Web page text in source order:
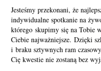
Jesteśmy przekonani, że
indywidualne spotkanie na
którego skupimy się na Tobie
Ciebie najważniejsze. Dzięki
i braku sztywnych ram
Cię kwestie nie zostaną bez